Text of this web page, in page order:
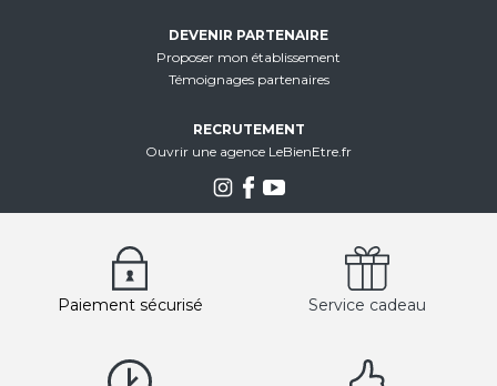
DEVENIR PARTENAIRE
Proposer mon établissement
Témoignages partenaires
RECRUTEMENT
Ouvrir une agence LeBienEtre.fr
Paiement sécurisé Service cadeau